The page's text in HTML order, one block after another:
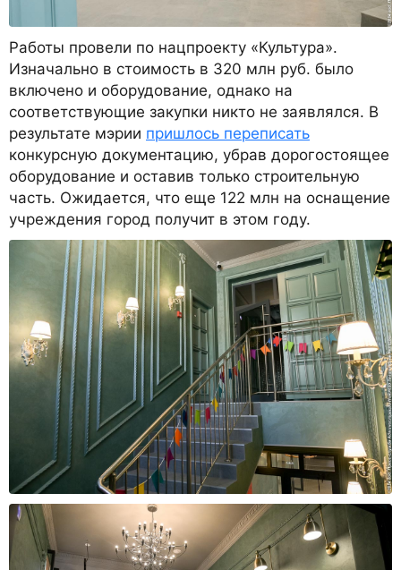
Работы провели по нацпроекту «Культура».
Изначально в стоимость в 320 млн руб. было
включено и оборудование, однако на
соответствующие закупки никто не заявлялся. В
результате мэрии пришлось переписать
конкурсную документацию, убрав дорогостоящее
оборудование и оставив только строительную
часть. Ожидается, что еще 122 млн на оснащение
учреждения город получит в этом году.